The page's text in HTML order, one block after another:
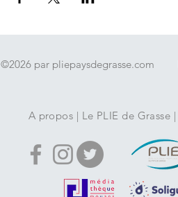
©2026 par pliepaysdegrasse.com
A propos | Le PLIE de Grasse |